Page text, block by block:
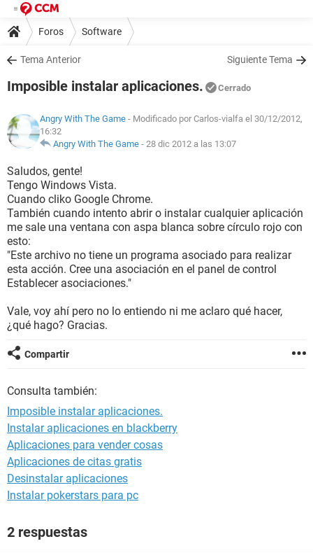
Foros Software
Tema Anterior Siguiente Tema
Imposible instalar aplicaciones. Cerrado
Angry With The Game - Modificado por Carlos-vialfa el 30/12/2012,
16:32
Angry With The Game -28 dic 2012 a las 13:07
Saludos, gente!
Tengo Windows Vista.
Cuando cliko Google Chrome.
También cuando intento abrir o instalar cualquier aplicación
me sale una ventana con aspa blanca sobre círculo rojo con
esto:
"Este archivo no tiene un programa asociado para realizar
esta acción. Cree una asociación en el panel de control
Establecer asociaciones."
Vale, voy ahí pero no lo entiendo ni me aclaro qué hacer,
¿qué hago? Gracias.
Compartir
Consulta también:
Imposible instalar aplicaciones.
Instalar aplicaciones en blackberry
Aplicaciones para vender cosas
Aplicaciones de citas gratis
Desinstalar aplicaciones
Instalar pokerstars para pc
2 respuestas